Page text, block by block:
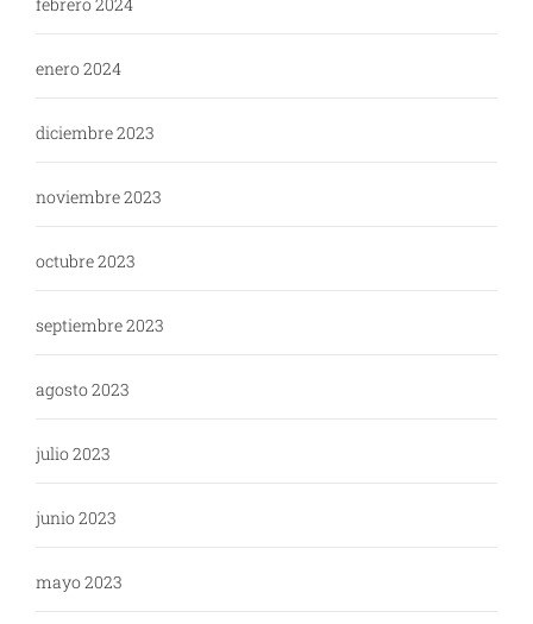
enero 2024
diciembre 2023
noviembre 2023
octubre 2023
septiembre 2023
agosto 2023
julio 2023
junio 2023
mayo 2023